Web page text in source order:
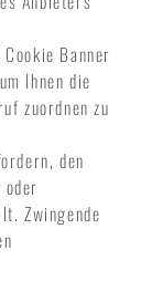
Banner
Ihnen die
zuordnen zu
den
Zwingende